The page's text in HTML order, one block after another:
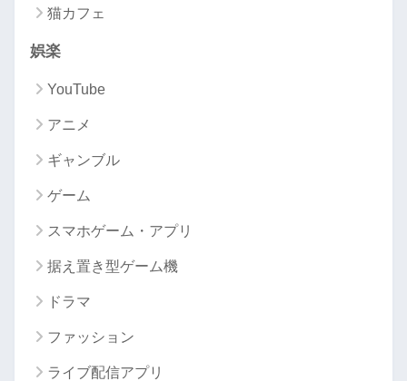
猫カフェ
娯楽
YouTube
アニメ
ギャンブル
ゲーム
スマホゲーム・アプリ
据え置き型ゲーム機
ドラマ
ファッション
ライブ配信アプリ